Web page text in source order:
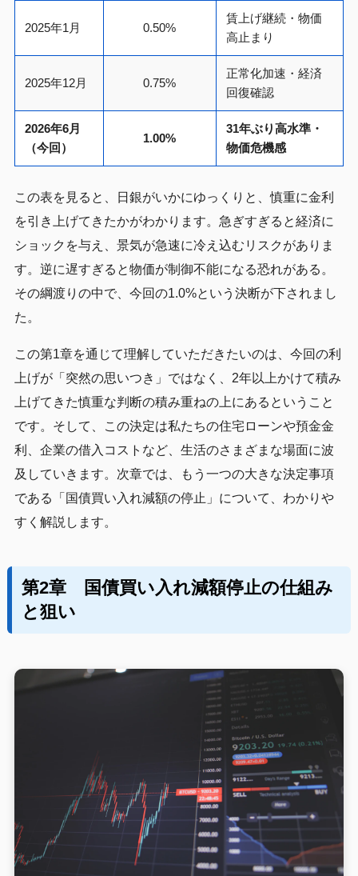
2025年1月 0.50%
賃上げ継続・物価
高止まり
2025年12月 0.75%
正常化加速・経済
回復確認
2026年6月
（今回）
1.00%
31年ぶり高水準・
物価危機感
この表を見ると、日銀がいかにゆっくりと、慎重に金利
を引き上げてきたかがわかります。急ぎすぎると経済に
ショックを与え、景気が急速に冷え込むリスクがありま
す。逆に遅すぎると物価が制御不能になる恐れがある。
その綱渡りの中で、今回の1.0%という決断が下されまし
た。
この第1章を通じて理解していただきたいのは、今回の利
上げが「突然の思いつき」ではなく、2年以上かけて積み
上げてきた慎重な判断の積み重ねの上にあるということ
です。そして、この決定は私たちの住宅ローンや預金金
利、企業の借入コストなど、生活のさまざまな場面に波
及していきます。次章では、もう一つの大きな決定事項
である「国債買い入れ減額の停止」について、わかりや
すく解説します。
第2章 国債買い入れ減額停止の仕組み
と狙い